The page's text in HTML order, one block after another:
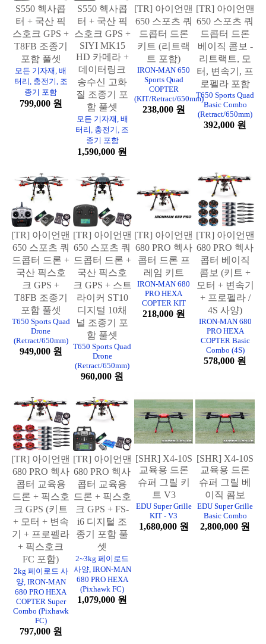
S550 헥사콥
터 + 국산 픽
스호크 GPS +
T8FB 조종기
포함 풀셋
모든 기자재, 배
터리, 충전기, 조
종기 포함
799,000 원
S550 헥사콥
터 + 국산 픽
스호크 GPS +
SIYI MK15
HD 카메라 +
데이터링크
송수신 고화
질 조종기 포
함 풀셋
모든 기자재, 배
터리, 충전기, 조
종기 포함
1,590,000 원
[TR] 아이언맨
650 스포츠 쿼
드콥터 드론
키트 (리트랙
트 포함)
IRON-MAN 650
Sports Quad
COPTER
(KIT/Retract/650mm)
238,000 원
[TR] 아이언맨
650 스포츠 쿼
드콥터 드론
베이직 콤보 -
리트랙트, 모
터, 변속기, 프
로펠라 포함
T650 Sports Quad
Basic Combo
(Retract/650mm)
392,000 원
[TR] 아이언맨
650 스포츠 쿼
드콥터 드론 +
국산 픽스호
크 GPS +
T8FB 조종기
포함 풀셋
T650 Sports Quad
Drone
(Retract/650mm)
949,000 원
[TR] 아이언맨
650 스포츠 쿼
드콥터 드론 +
국산 픽스호
크 GPS + 스트
라이커 ST10
디지털 10채
널 조종기 포
함 풀셋
T650 Sports Quad
Drone
(Retract/650mm)
960,000 원
[TR] 아이언맨
680 PRO 헥사
콥터 드론 프
레임 키트
IRON-MAN 680
PRO HEXA
COPTER KIT
218,000 원
[TR] 아이언맨
680 PRO 헥사
콥터 베이직
콤보 (키트 +
모터 + 변속기
+ 프로펠라 /
4S 사양)
IRON-MAN 680
PRO HEXA
COPTER Basic
Combo (4S)
578,000 원
[TR] 아이언맨
680 PRO 헥사
콥터 교육용
드론 + 픽스호
크 GPS (키트
+ 모터 + 변속
기 + 프로펠라
+ 픽스호크
FC 포함)
2kg 페이로드 사
양, IRON-MAN
680 PRO HEXA
COPTER Super
Combo (Pixhawk
FC)
797,000 원
[TR] 아이언맨
680 PRO 헥사
콥터 교육용
드론 + 픽스호
크 GPS + FS-
i6 디지털 조
종기 포함 풀
셋
2~3kg 페이로드
사양, IRON-MAN
680 PRO HEXA
(Pixhawk FC)
1,079,000 원
[SHR] X4-10S
교육용 드론
슈퍼 그릴 키
트 V3
EDU Super Grille
KIT - V3
1,680,000 원
[SHR] X4-10S
교육용 드론
슈퍼 그릴 베
이직 콤보
EDU Super Grille
Basic Combo
2,800,000 원